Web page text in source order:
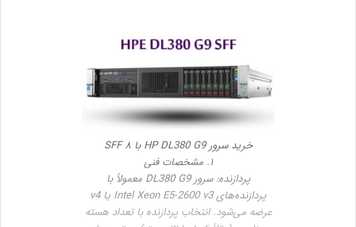
خرید سرور HP DL380 G9 با ۸ SFF
۱. مشخصات فنی
پردازنده: سرور DL380 G9 معمولاً با
پردازنده‌های Intel Xeon E5-2600 v3 یا v4
عرضه می‌شود. انتخاب پردازنده با تعداد هسته